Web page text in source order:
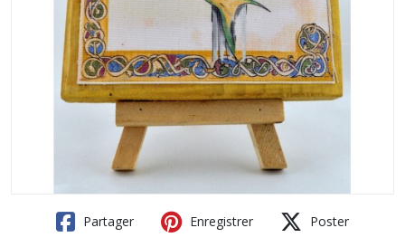
Partager Enregistrer Poster